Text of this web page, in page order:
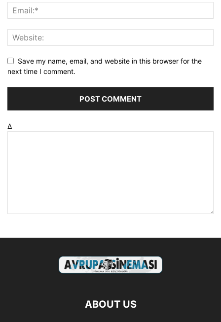
Save my name, email, and website in this browser for the
next time I comment.
Δ
ABOUT US